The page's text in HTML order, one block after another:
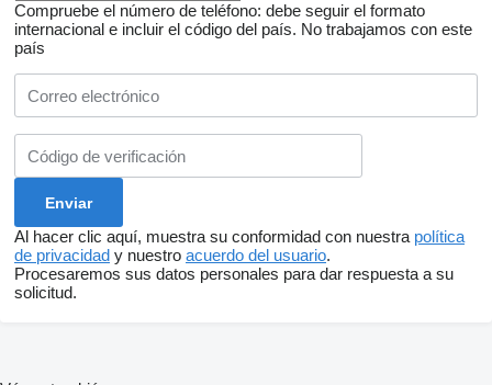
Compruebe el número de teléfono: debe seguir el formato
internacional e incluir el código del país. No trabajamos con este
país
Al hacer clic aquí, muestra su conformidad con nuestra política
de privacidad y nuestro acuerdo del usuario.
Procesaremos sus datos personales para dar respuesta a su
solicitud.